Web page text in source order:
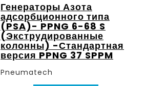
Генераторы Азота
адсорбционного типа
(PSA)- PPNG 6-68 S
(Экструдированные
колонны) -Стандартная
версия PPNG 37 SPPM
Pneumatech